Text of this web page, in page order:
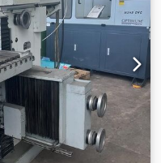
3 osi Godina
V) 2050 x 2220 x 2050
s digitalnim
promjenjiva brzina
Uključuje Huronovu
alata.